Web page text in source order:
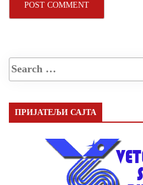
ПРИЈАТЕЉИ САЈТА